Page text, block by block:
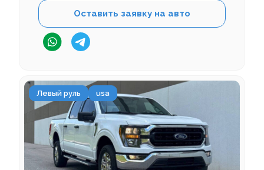
Оставить заявку на авто
Левый руль usa